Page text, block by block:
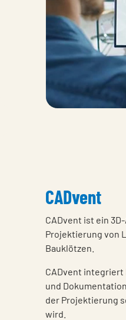
CADvent
CADvent ist ein
Projektierung von
Bauklötzen.
CADvent
und
der Projektierung
wird.